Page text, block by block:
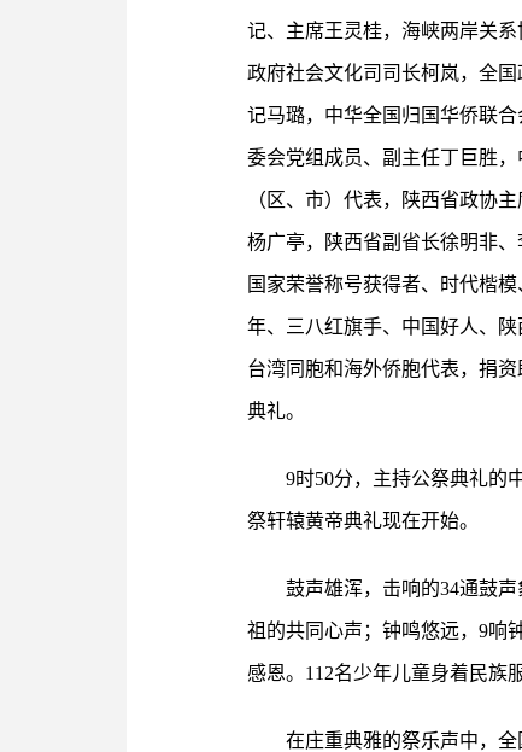
记、主席王灵桂，海峡两岸关
政府社会文化司司长柯岚，全
记马璐，中华全国归国华侨联
委会党组成员、副主任丁巨胜
（区、市）代表，陕西省政协
杨广亭，陕西省副省长徐明非
国家荣誉称号获得者、时代楷
年、三八红旗手、中国好人、
台湾同胞和海外侨胞代表，捐
典礼。
9时50分，主持公祭典礼的
祭轩辕黄帝典礼现在开始。
鼓声雄浑，击响的34通鼓
祖的共同心声；钟鸣悠远，9响
感恩。112名少年儿童身着民族
在庄重典雅的祭乐声中，